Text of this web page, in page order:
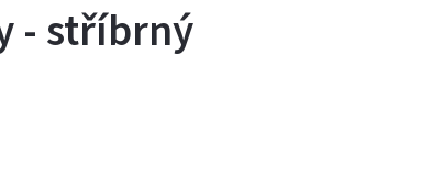
- stříbrný